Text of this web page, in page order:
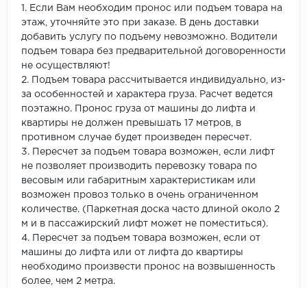
1. Если Вам необходим пронос или подъем товара на
этаж, уточняйте это при заказе. В день доставки
добавить услугу по подъему невозможно. Водители
подъем товара без предварительной договоренности
не осуществляют!
2. Подъем товара рассчитывается индивидуально, из-
за особенностей и характера груза. Расчет ведется
поэтажно. Пронос груза от машины до лифта и
квартиры не должен превышать 17 метров, в
противном случае будет произведен пересчет.
3. Пересчет за подъем товара возможен, если лифт
не позволяет производить перевозку товара по
весовым или габаритным характеристикам или
возможен провоз только в очень ограниченном
количестве. (Паркетная доска часто длиной около 2
м и в пассажирский лифт может не поместиться).
4. Пересчет за подъем товара возможен, если от
машины до лифта или от лифта до квартиры
необходимо произвести пронос на возвышенность
более, чем 2 метра.